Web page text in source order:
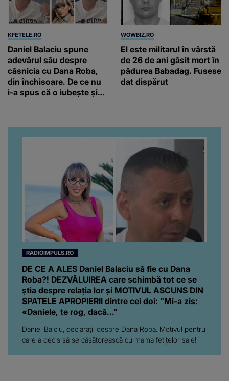
KFETELE.RO
Daniel Balaciu spune
adevărul său despre
căsnicia cu Dana Roba,
din închisoare. De ce nu
i-a spus că o iubește și
“Am suflet mare. Eu am
ajutat-o.”
WOWBIZ.RO
El este militarul în vârstă
de 26 de ani găsit mort în
pădurea Babadag. Fusese
dat dispărut
RADIOIMPULS.RO
DE CE A ALES Daniel Balaciu să fie cu Dana
Roba?! DEZVĂLUIREA care schimbă tot ce se
știa despre relația lor și MOTIVUL ASCUNS DIN
SPATELE APROPIERII dintre cei doi: "Mi-a zis:
«Daniele, te rog, dacă..."
Daniel Balciu, declarații despre Dana Roba. Motivul pentru
care a decis să se căsătorească cu mama fetițelor sale!